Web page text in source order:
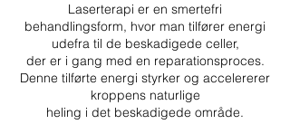
Laserterapi er en smertefri
behandlingsform, hvor man tilfører energi
udefra til de beskadigede celler,
der er i gang med en reparationsproces.
Denne tilførte energi styrker og accelererer
kroppens naturlige
heling i det beskadigede område.